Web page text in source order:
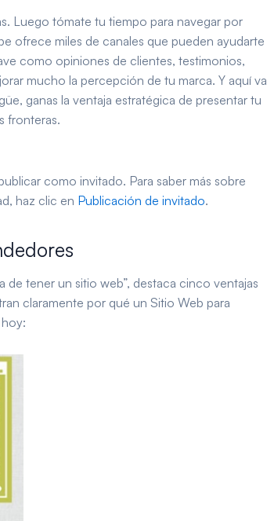
Luego tómate tu tiempo para navegar por
ofrece miles de canales que pueden ayudarte
como opiniones de clientes, testimonios,
mucho la percepción de tu marca. Y aquí va
ganas la ventaja estratégica de presentar tu
fronteras.
como invitado. Para saber más sobre
haz clic en Publicación de invitado.
de tener un sitio web”, destaca cinco ventajas
claramente por qué un Sitio Web para